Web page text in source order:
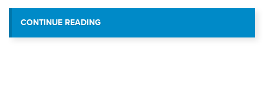
CONTINUE READING